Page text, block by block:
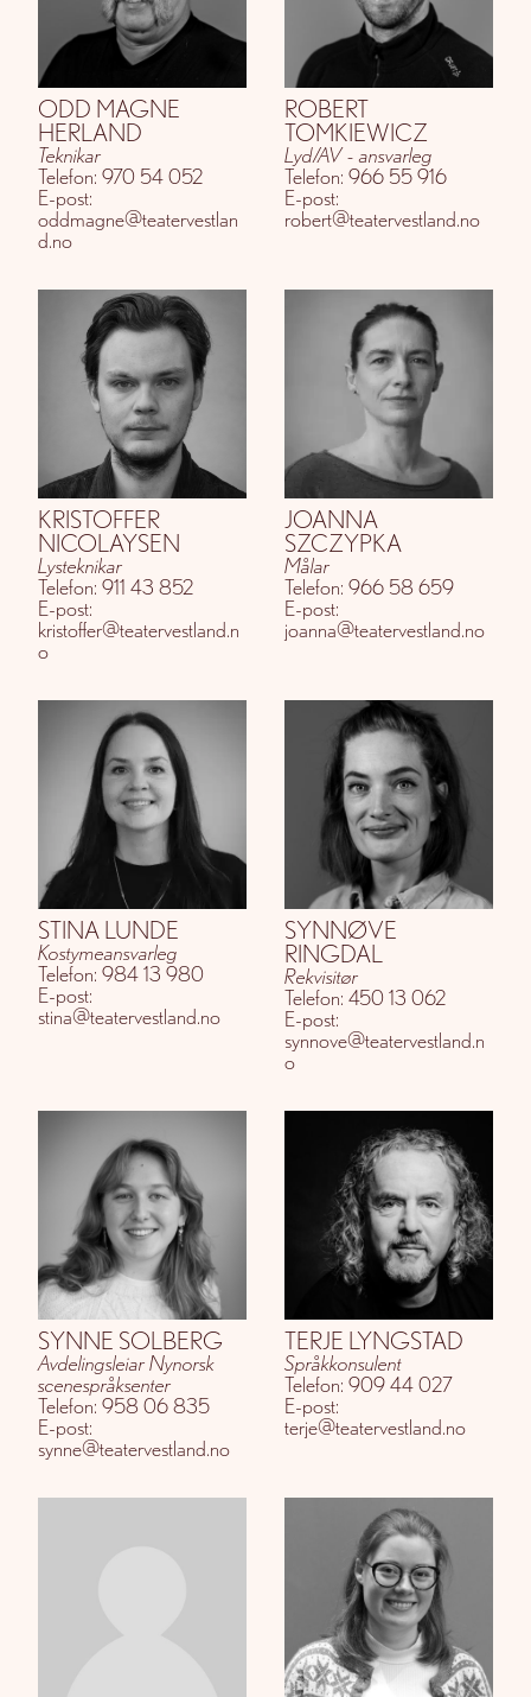
ODD MAGNE
HERLAND
Teknikar
Telefon: 970 54 052
E-post:
oddmagne@teatervestlan
d.no
ROBERT
TOMKIEWICZ
Lyd/AV - ansvarleg
Telefon: 966 55 916
E-post:
robert@teatervestland.no
KRISTOFFER
NICOLAYSEN
Lysteknikar
Telefon: 911 43 852
E-post:
kristoffer@teatervestland.n
o
JOANNA
SZCZYPKA
Målar
Telefon: 966 58 659
E-post:
joanna@teatervestland.no
STINA LUNDE
Kostymeansvarleg
Telefon: 984 13 980
E-post:
stina@teatervestland.no
SYNNØVE
RINGDAL
Rekvisitør
Telefon: 450 13 062
E-post:
synnove@teatervestland.n
o
SYNNE SOLBERG
Avdelingsleiar Nynorsk
scenespråksenter
Telefon: 958 06 835
E-post:
synne@teatervestland.no
TERJE LYNGSTAD
Språkkonsulent
Telefon: 909 44 027
E-post:
terje@teatervestland.no